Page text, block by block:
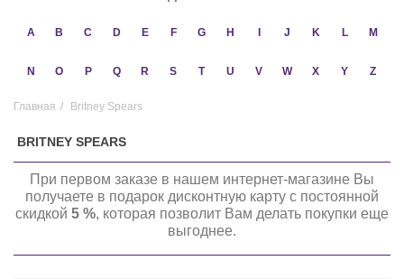
A B C D E F G H J K L M
N O P Q R S T U V W X Y Z
Главная / Britney Spears
BRITNEY SPEARS
При первом заказе в нашем интернет-магазине Вы
получаете в подарок дисконтную карту с постоянной
скидкой 5 %, которая позволит Вам делать покупки еще
выгоднее.